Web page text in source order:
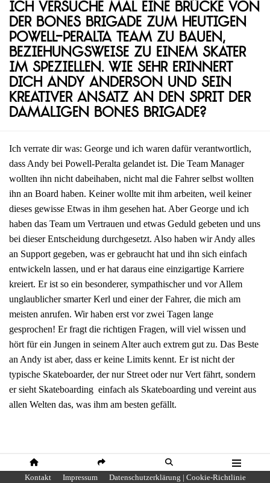
HOME SHARE SUCHE MENÜ
Ich versuche mal eine Brücke von
der Bones Brigade zum heutigen
Powell-Peralta Team zu bauen,
beziehungsweise zu einem Skater
im Speziellen. Wie sehr erinnert
dich Andy Anderson und sein
kreativer Ansatz an den Sprit der
damaligen Bones Brigade?
Ich verrate dir was: George und ich waren dafür verantwortlich,
dass Andy bei Powell-Peralta gelandet ist. Die Team Manager
wollten ihn nicht dabeihaben, nicht mal die Fahrer selbst wollten
ihn an Board haben. Keiner wollte mit ihm arbeiten, weil keiner
dieses gewisse Etwas in ihm gesehen hat. Aber George und ich
haben das Team um Vertrauen und etwas Geduld gebeten und uns
bei dieser Entscheidung durchgesetzt. Also haben wir Andy alles
an Support gegeben, was er gebraucht hat und ihn sich einfach
entwickeln lassen, und er hat daraus eine einzigartige Karriere
kreiert. Er ist so ein besonderer, sympathischer und vor Allem
unglaublicher smarter Kerl und einer der Fahrer, die mich am
meisten anrufen. Wir haben erst vor zwei Tagen lange
gesprochen! Er fragt die richtigen Fragen, will viel wissen und
hört für ein Jungen in seinem Alter auch extrem gut zu. Das Beste
an Andy ist aber, dass er keine Limits kennt. Er ist nicht der
typische Skateboarder, der nur Street oder nur Vert fährt, sondern
er sieht Skateboarding einfach als Skateboarding und vereint aus
allen Welten das, was ihm am besten gefällt.
Kontakt Impressum Datenschutzerklärung | Cookie-Richtlinie